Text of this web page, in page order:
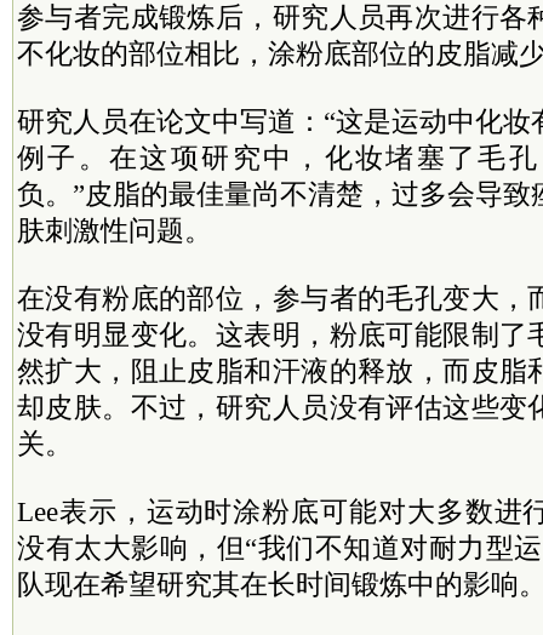
参与者完成锻炼后，研究人员再次进行各
不化妆的部位相比，涂粉底部位的皮脂减
研究人员在论文中写道：“这是运动中化
例子。在这项研究中，化妆堵塞了毛
负。”皮脂的最佳量尚不清楚，过多会导
肤刺激性问题。
在没有粉底的部位，参与者的毛孔变大，
没有明显变化。这表明，粉底可能限制了
然扩大，阻止皮脂和汗液的释放，而皮脂
却皮肤。不过，研究人员没有评估这些变
关。
Lee表示，运动时涂粉底可能对大多数进
没有太大影响，但“我们不知道对耐力型
队现在希望研究其在长时间锻炼中的影响